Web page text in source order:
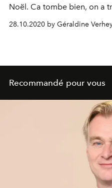
Noël. Ca tombe bien, on a
28.10.2020 by Géraldine
Recommandé pour vous